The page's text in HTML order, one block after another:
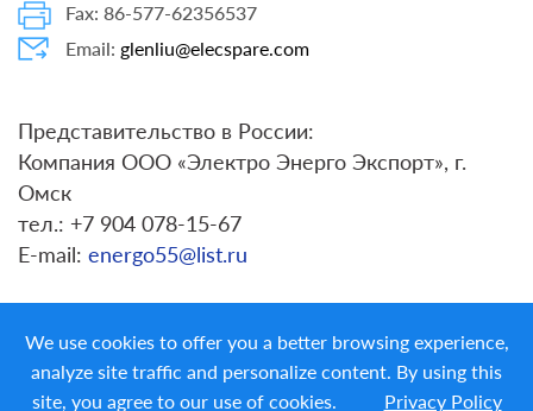
Fax: 86-577-62356537
Email: glenliu@elecspare.com
Представительство в России:
Компания ООО «Электро Энерго Экспорт», г.
Омск
тел.: +7 904 078-15-67
E-mail: energo55@list.ru
We use cookies to offer you a better browsing experience,
analyze site traffic and personalize content. By using this
site, you agree to our use of cookies. Privacy Policy